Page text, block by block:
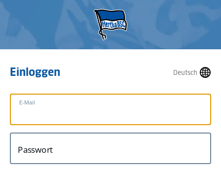
Deutsch
Einloggen
E-Mail
Passwort